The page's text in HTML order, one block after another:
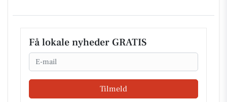
Få lokale nyheder GRATIS
Email
Tilmeld